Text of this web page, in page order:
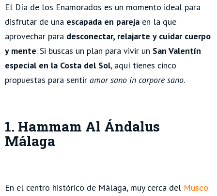
El Día de los Enamorados es un momento ideal para
disfrutar de una escapada en pareja en la que
aprovechar para desconectar, relajarte y cuidar cuerpo
y mente.Si buscas un plan para vivir un San Valentín
especial en la Costa del Sol, aquí tienes cinco
propuestas para sentir amor sano in corpore sano.
1. Hammam Al Ándalus
Málaga
En el centro histórico de Málaga, muy cerca del Museo